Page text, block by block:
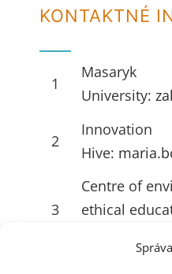
KONTAKTNÉ
1
Masaryk
University:
2
Innovation
Hive:
3
Centre of
ethical